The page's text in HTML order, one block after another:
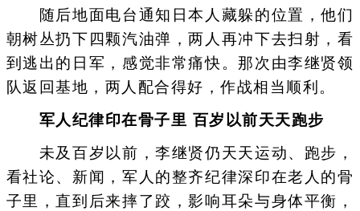
随后地面电台通知日本人藏躲的位置，他们
朝树丛扔下四颗汽油弹，两人再冲下去扫射，看
到逃出的日军，感觉非常痛快。那次由李继贤领
队返回基地，两人配合得好，作战相当顺利。
军人纪律印在骨子里 百岁以前天天跑步
未及百岁以前，李继贤仍天天运动、跑步，
看社论、新闻，军人的整齐纪律深印在老人的骨
子里，直到后来摔了跤，影响耳朵与身体平衡，